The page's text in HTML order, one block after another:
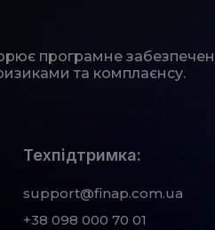
програмне
та комплаєнсу.
Техпідтримка:
support@finap.com.ua
+38 098 000 70 01